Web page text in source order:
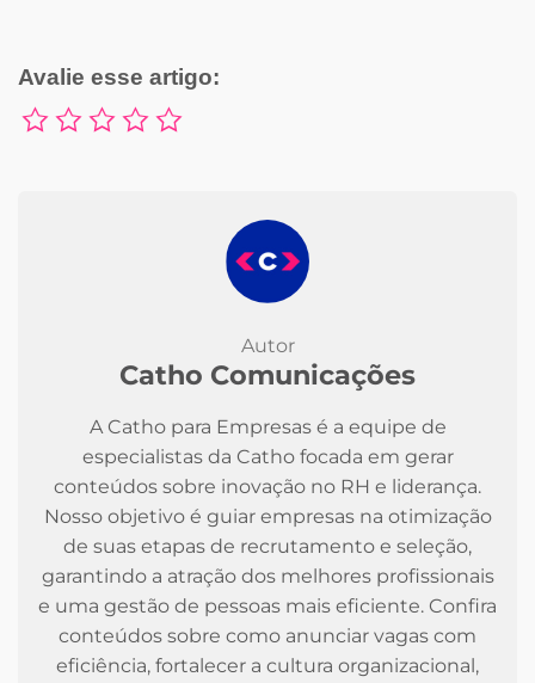
Avalie esse artigo:
Autor
Catho Comunicações
A Catho para Empresas é a equipe de
especialistas da Catho focada em gerar
conteúdos sobre inovação no RH e liderança.
Nosso objetivo é guiar empresas na otimização
de suas etapas de recrutamento e seleção,
garantindo a atração dos melhores profissionais
e uma gestão de pessoas mais eficiente. Confira
conteúdos sobre como anunciar vagas com
eficiência, fortalecer a cultura organizacional,